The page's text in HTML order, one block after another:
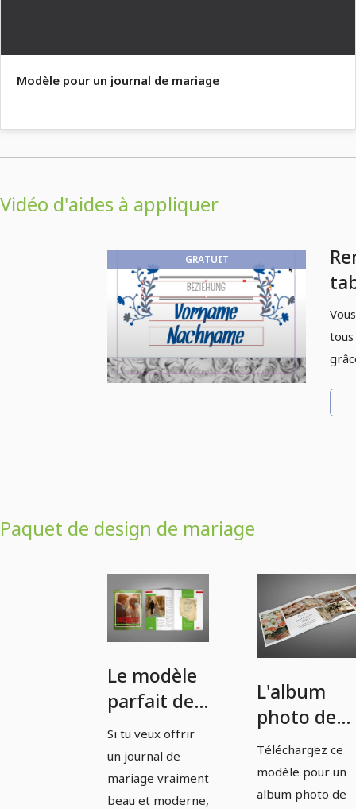
Modèle pour un journal de mariage
Vidéo d'aides à appliquer
GRATUIT
Paquet de design de mariage
Le modèle
parfait de
journal de
mariage en
format
portrait
Si tu veux offrir
un journal de
mariage vraiment
beau et moderne,
L'album
photo de
mariage
parfait -
Version 1
Téléchargez ce
modèle pour un
album photo de